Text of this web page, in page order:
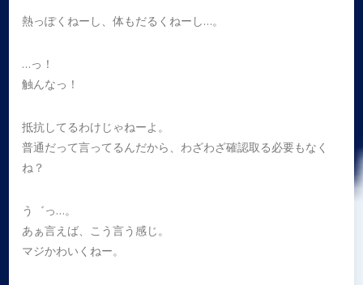
熱っぽくねーし、体もだるくねーし…。
…っ！
触んなっ！
抵抗してるわけじゃねーよ。
普通だって言ってるんだから、わざわざ確認取る必要もなく
ね？
う゛っ…。
あぁ言えば、こう言う感じ。
マジかわいくねー。